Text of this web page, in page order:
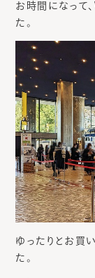
お時間になって
た。
ゆったりとお買
た。